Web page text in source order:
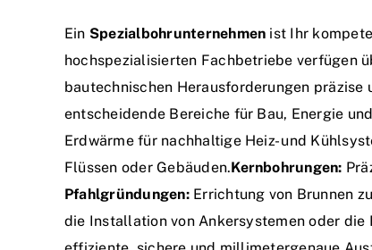
Ein Spezialbohrunternehmen ist Ihr
hochspezialisierten Fachbetriebe verfügen
bautechnischen Herausforderungen
entscheidende Bereiche für Bau, Energie
Erdwärme für nachhaltige Heiz- und
Flüssen oder Gebäuden.Kernbohrungen:
Pfahlgründungen:Errichtung von Brunnen
die Installation von Ankersystemen oder